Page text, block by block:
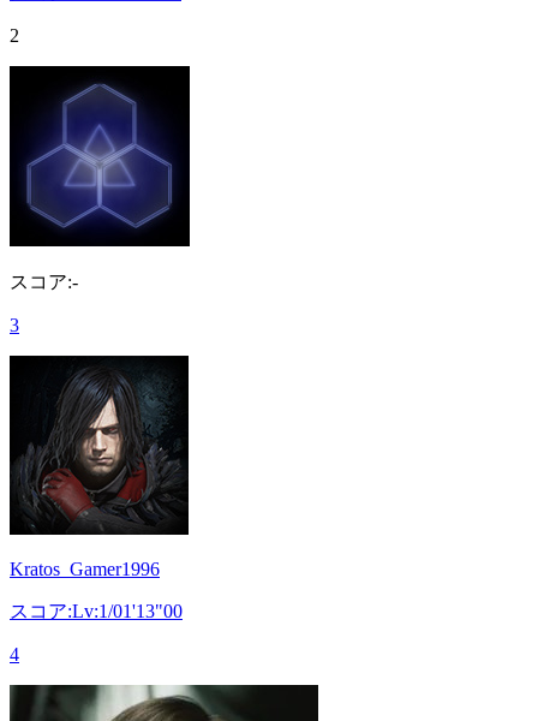
2
スコア:-
3
Kratos_Gamer1996
スコア:Lv:1/01'13"00
4